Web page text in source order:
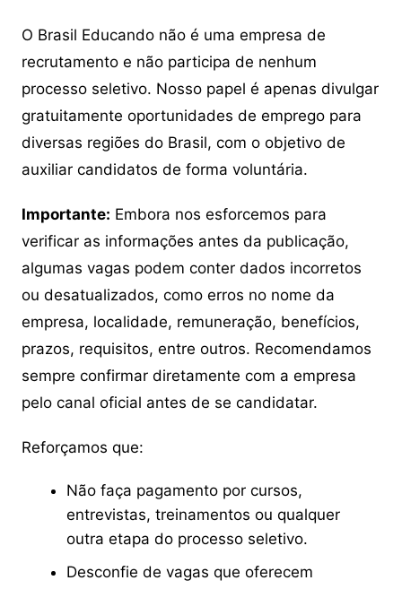
O Brasil Educando não é uma empresa de
recrutamento e não participa de nenhum
processo seletivo. Nosso papel é apenas divulgar
gratuitamente oportunidades de emprego para
diversas regiões do Brasil, com o objetivo de
auxiliar candidatos de forma voluntária.
Importante: Embora nos esforcemos para
verificar as informações antes da publicação,
algumas vagas podem conter dados incorretos
ou desatualizados, como erros no nome da
empresa, localidade, remuneração, benefícios,
prazos, requisitos, entre outros. Recomendamos
sempre confirmar diretamente com a empresa
pelo canal oficial antes de se candidatar.
Reforçamos que:
Não faça pagamento por cursos,
entrevistas, treinamentos ou qualquer
outra etapa do processo seletivo.
Desconfie de vagas que oferecem